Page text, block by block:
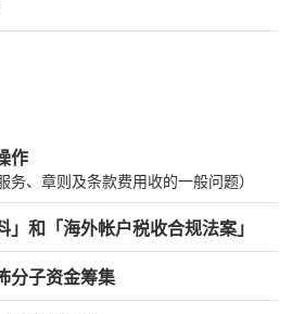
作
务、章则及条款费用收的一般问题）
」和「海外帐户税收合规法案」
分子资金筹集